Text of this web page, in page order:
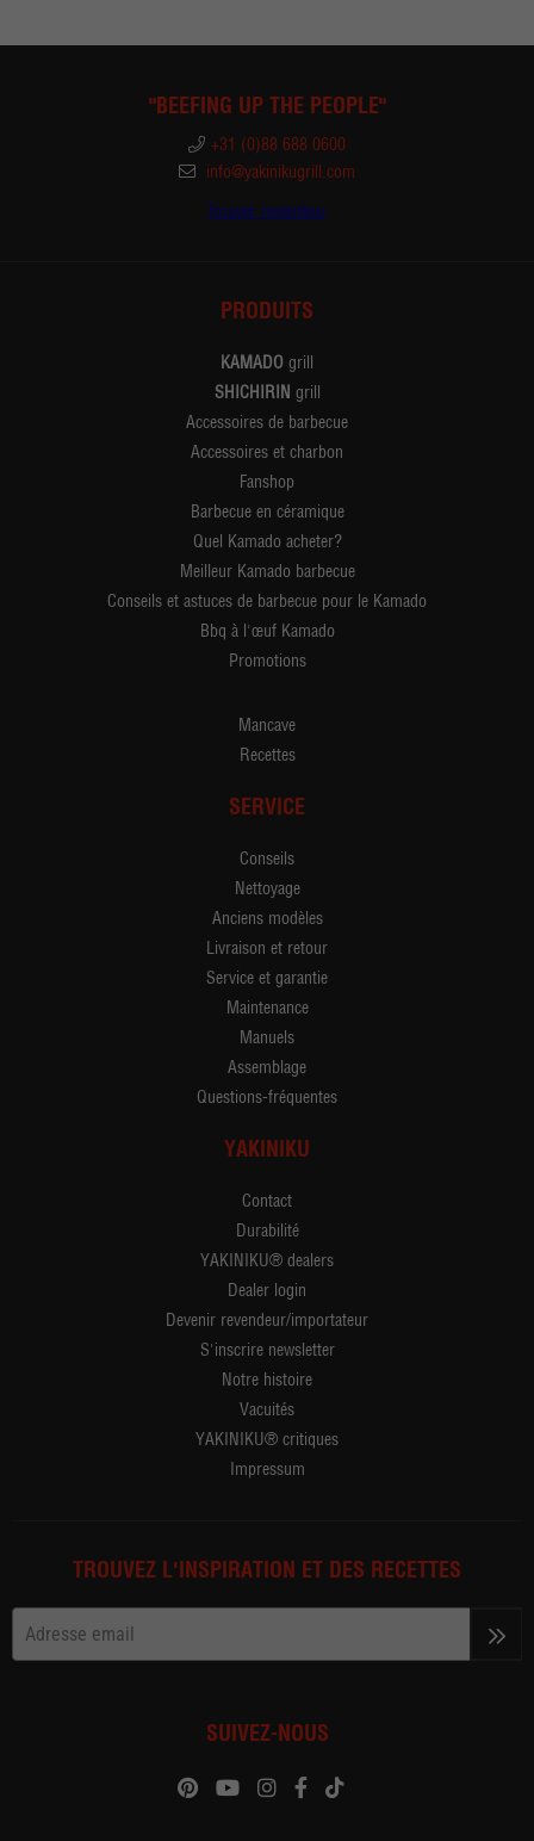
"BEEFING UP THE PEOPLE"
+31 (0)88 688 0600
info@yakinikugrill.com
Trouver revendeur
PRODUITS
KAMADO grill
SHICHIRIN grill
Accessoires de barbecue
Accessoires et charbon
Fanshop
Barbecue en céramique
Quel Kamado acheter?
Meilleur Kamado barbecue
Conseils et astuces de barbecue pour le Kamado
Bbq à l'œuf Kamado
Promotions
Mancave
Recettes
SERVICE
Conseils
Nettoyage
Anciens modèles
Livraison et retour
Service et garantie
Maintenance
Manuels
Assemblage
Questions-fréquentes
YAKINIKU
Contact
Durabilité
YAKINIKU® dealers
Dealer login
Devenir revendeur/importateur
S'inscrire newsletter
Notre histoire
Vacuités
YAKINIKU® critiques
Impressum
TROUVEZ L'INSPIRATION ET DES RECETTES
SUIVEZ-NOUS